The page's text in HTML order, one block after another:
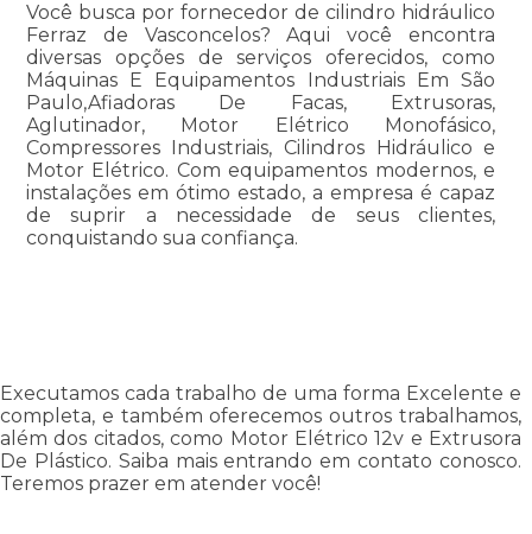
Você busca por fornecedor de cilindro hidráulico
Ferraz de Vasconcelos? Aqui você encontra
diversas opções de serviços oferecidos, como
Máquinas E Equipamentos Industriais Em São
Paulo,Afiadoras De Facas, Extrusoras,
Aglutinador, Motor Elétrico Monofásico,
Compressores Industriais, Cilindros Hidráulico e
Motor Elétrico. Com equipamentos modernos, e
instalações em ótimo estado, a empresa é capaz
de suprir a necessidade de seus clientes,
conquistando sua confiança.
Executamos cada trabalho de uma forma Excelente e
completa, e também oferecemos outros trabalhamos,
além dos citados, como Motor Elétrico 12v e Extrusora
De Plástico. Saiba mais entrando em contato conosco.
Teremos prazer em atender você!